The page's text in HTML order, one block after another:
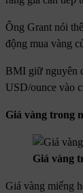
Ông Grant nói
động mua vàng
BMI giữ nguyên
USD/ounce vào
Giá vàng trong
Giá vàng
Giá vàng miếng